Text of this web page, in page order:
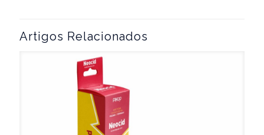
Artigos Relacionados